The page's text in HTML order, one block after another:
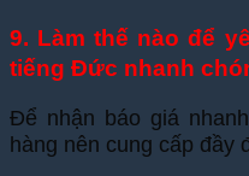
9. Làm thế nào để
tiếng Đức nhanh
Để nhận báo giá
hàng nên cung cấp đầy